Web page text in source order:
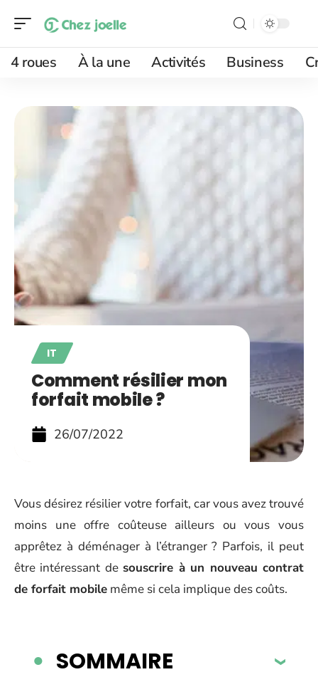
4 roues À la une Activités Business
IT
Comment résilier mon
forfait mobile ?
26/07/2022
Vous désirez résilier votre forfait, car vous avez trouvé
moins une offre coûteuse ailleurs ou vous vous
apprêtez à déménager à l’étranger ? Parfois, il peut
être intéressant de souscrire à un nouveau contrat
de forfait mobile même si cela implique des coûts.
SOMMAIRE